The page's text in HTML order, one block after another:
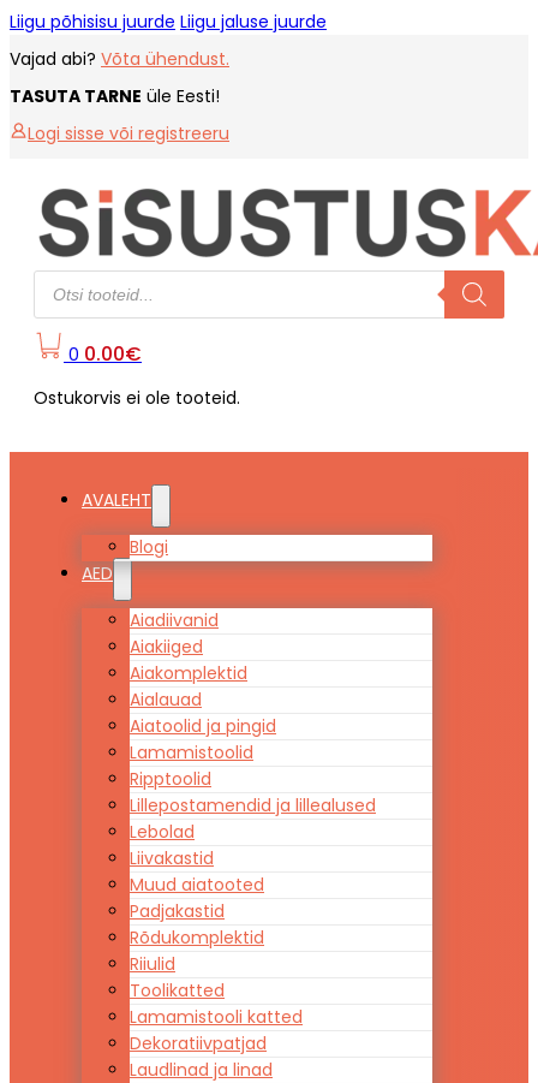
Liigu põhisisu juurde Liigu jaluse juurde
Vajad abi? Võta ühendust.
TASUTA TARNE üle Eesti!
Logi sisse või registreeru
Products
search
0 0.00€
Ostukorvis ei ole tooteid.
AVALEHT
Blogi
AED
Aiadiivanid
Aiakiiged
Aiakomplektid
Aialauad
Aiatoolid ja pingid
Lamamistoolid
Ripptoolid
Lillepostamendid ja lillealused
Lebolad
Liivakastid
Muud aiatooted
Padjakastid
Rõdukomplektid
Riiulid
Toolikatted
Lamamistooli katted
Dekoratiivpatjad
Laudlinad ja linad